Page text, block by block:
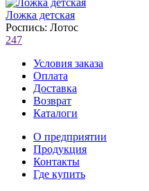
Ложка детская
Роспись: Лотос
247
Условия заказа
Оплата
Доставка
Возврат
Каталоги
О предприятии
Продукция
Контакты
Где купить